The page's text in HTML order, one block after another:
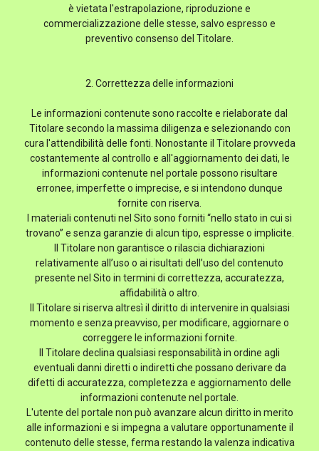
è vietata l'estrapolazione, riproduzione e
commercializzazione delle stesse, salvo espresso e
preventivo consenso del Titolare.
2. Correttezza delle informazioni
Le informazioni contenute sono raccolte e rielaborate dal
Titolare secondo la massima diligenza e selezionando con
cura l'attendibilità delle fonti. Nonostante il Titolare provveda
costantemente al controllo e all'aggiornamento dei dati, le
informazioni contenute nel portale possono risultare
erronee, imperfette o imprecise, e si intendono dunque
fornite con riserva.
I materiali contenuti nel Sito sono forniti “nello stato in cui si
trovano” e senza garanzie di alcun tipo, espresse o implicite.
Il Titolare non garantisce o rilascia dichiarazioni
relativamente all’uso o ai risultati dell’uso del contenuto
presente nel Sito in termini di correttezza, accuratezza,
affidabilità o altro.
Il Titolare si riserva altresì il diritto di intervenire in qualsiasi
momento e senza preavviso, per modificare, aggiornare o
correggere le informazioni fornite.
Il Titolare declina qualsiasi responsabilità in ordine agli
eventuali danni diretti o indiretti che possano derivare da
difetti di accuratezza, completezza e aggiornamento delle
informazioni contenute nel portale.
L'utente del portale non può avanzare alcun diritto in merito
alle informazioni e si impegna a valutare opportunamente il
contenuto delle stesse, ferma restando la valenza indicativa